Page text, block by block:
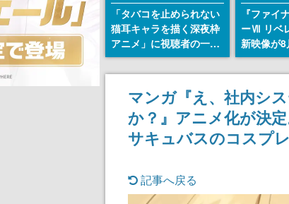
「タバコを止められない
猫耳キャラを描く深夜枠
アニメ」に視聴者の一部
から批判意見。違法薬物
の使用と思しき描写も含
めて、BPOが議論を交わ
『ファイ
ーⅦ リベ
新映像が
公開へ。
クシリー
「
ニングナ
ディレク
氏が登壇
マンガ『え、社内シ
か？』アニメ化が決
サキュバスのコスプ
記事へ戻る